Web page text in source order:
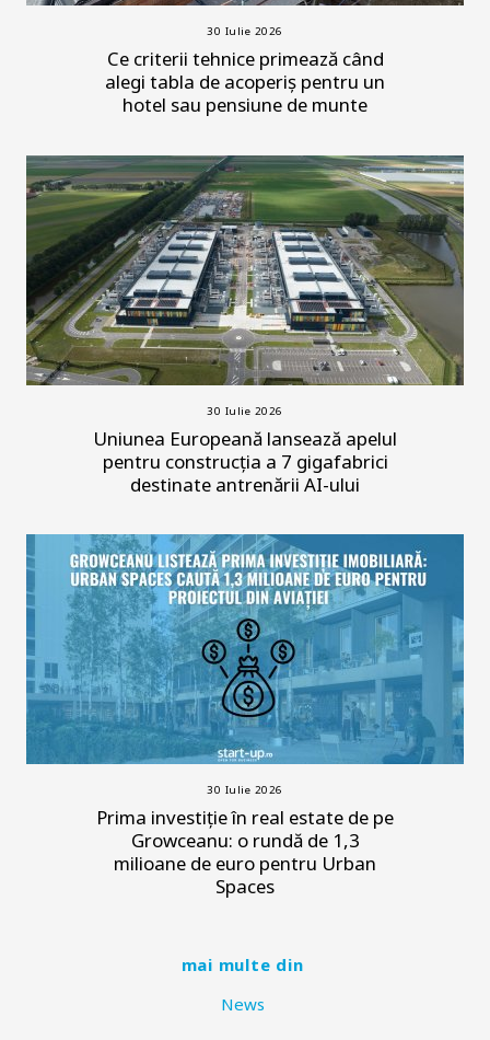
30 Iulie 2026
Ce criterii tehnice primează când
alegi tabla de acoperiș pentru un
hotel sau pensiune de munte
30 Iulie 2026
Uniunea Europeană lansează apelul
pentru construcția a 7 gigafabrici
destinate antrenării AI-ului
30 Iulie 2026
Prima investiție în real estate de pe
Growceanu: o rundă de 1,3
milioane de euro pentru Urban
Spaces
mai multe din
News